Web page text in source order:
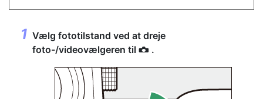
Vælg fototilstand ved at dreje
foto-/videovælgeren til C .